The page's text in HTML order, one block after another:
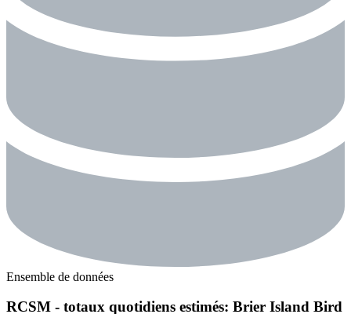
Ensemble de données
RCSM - totaux quotidiens estimés: Brier Island Bird